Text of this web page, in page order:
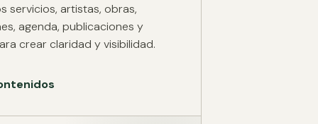
servicios, artistas, obras,
agenda, publicaciones y
crear claridad y visibilidad.